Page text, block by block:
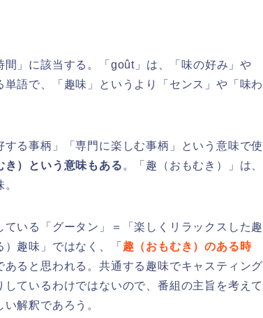
間」に該当する。「goût」は、「味の好み」や
単語で、「趣味」というより「センス」や「味わ
する事柄」「専門に楽しむ事柄」という意味で使
き）という意味もある 。「趣（おもむき）」は、
いる「グータン」＝「楽しくリラックスした趣
趣味」ではなく、「 趣（おもむき）のある時
あると思われる。共通する趣味でキャスティング
ているわけではないので、番組の主旨を考えて
解釈であろう。